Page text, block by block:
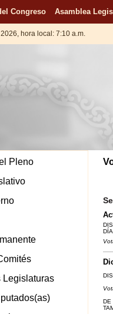
Congreso Asamblea
hora local: 7:10 a.m.
DE